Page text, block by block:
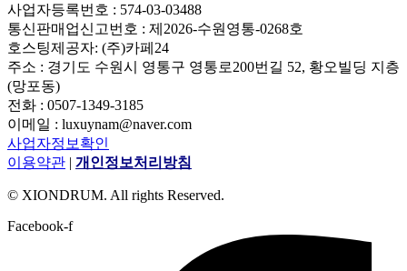
사업자등록번호 : 574-03-03488
통신판매업신고번호 : 제2026-수원영통-0268호
호스팅제공자: (주)카페24
주소 : 경기도 수원시 영통구 영통로200번길 52, 황오빌딩 지층
(망포동)
전화 : 0507-1349-3185
이메일 : luxuynam@naver.com
사업자정보확인
이용약관 | 개인정보처리방침
© XIONDRUM. All rights Reserved.
Facebook-f